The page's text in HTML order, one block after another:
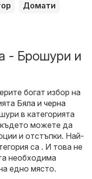
Домати
- Брошури и
богат избор на
Бяла и черна
в категорията
където можете да
и отстъпки. Най-
са . И това не
необходима
едно място.